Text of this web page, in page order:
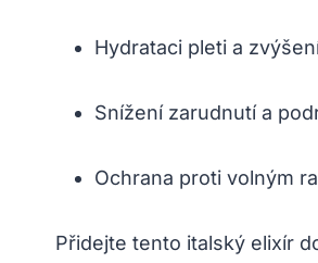
Hydrataci pleti a
Snížení zarudnutí a
Ochrana proti volným
Přidejte tento italský elixír